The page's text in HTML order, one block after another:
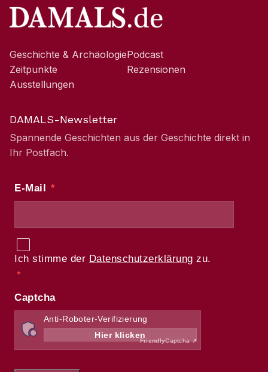
Geschichte & Archäologie
Zeitpunkte
Ausstellungen
Podcast
Rezensionen
DAMALS-Newsletter
Spannende Geschichten aus der Geschichte direkt in
Ihr Postfach.